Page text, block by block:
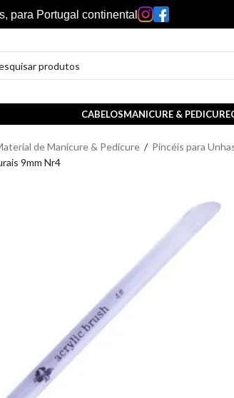
para Portugal continental
CABELOSMANICURE & PEDICURE
de Manicure & Pedicure / Pincéis para
9mm Nr4